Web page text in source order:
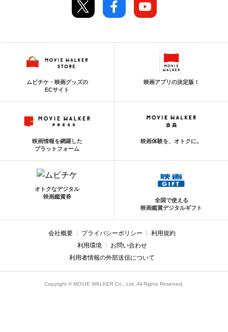
ムビチケ・映画グッズの
ECサイト
映画アプリの決定版！
映画情報を網羅した
プラットフォーム
映画体験を、オトクに。
オトクなデジタル
映画鑑賞券
全国で使える
映画鑑賞デジタルギフト
会社概要 プライバシーポリシー
利用規約
利用環境
お問い合わせ
利用者情報の外部送信について
Copyright © MOVIE WALKER Co., Ltd. All Rights Reserved.